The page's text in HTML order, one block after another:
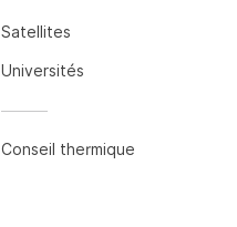
Satellites
Universités
Conseil thermique